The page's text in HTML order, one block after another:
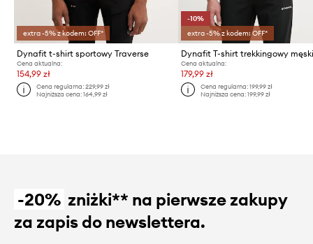
extra -5% z kodem: OFF*
Dynafit t-shirt sportowy Traverse
Cena aktualna:
154,99 zł
Cena regularna:229,99 zł
Najniższa cena:164,99 zł
-10%
extra -5% z kodem: OFF*
Cena aktualna:
179,99 zł
Cena regularna: 199,99 zł
Najniższa cena: 199,99 zł
-20% zniżki** na pierwsze zakupy
za zapis do newslettera.